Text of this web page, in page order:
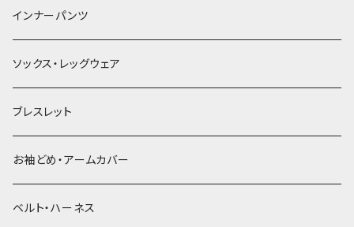
簪
インナーパンツ
ソックス・レッグウェア
ブレスレット
お袖どめ・アームカバー
ベルト・ハーネス